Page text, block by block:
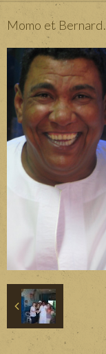
Momo et Bernard.